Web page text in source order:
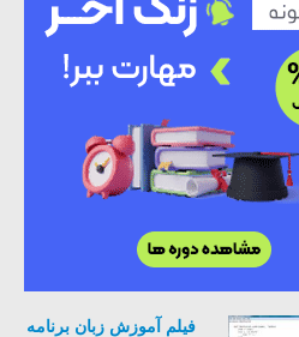
فیلم آموزش زبان برنامه